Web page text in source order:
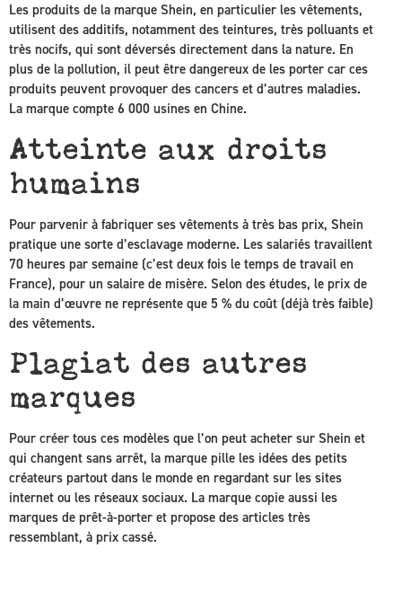
Les produits de la marque Shein, en particulier les vêtements,
utilisent des additifs, notamment des teintures, très polluants et
très nocifs, qui sont déversés directement dans la nature. En
plus de la pollution, il peut être dangereux de les porter car ces
produits peuvent provoquer des cancers et d’autres maladies.
La marque compte 6 000 usines en Chine.
Atteinte aux droits
humains
Pour parvenir à fabriquer ses vêtements à très bas prix, Shein
pratique une sorte d’esclavage moderne. Les salariés travaillent
70 heures par semaine (c’est deux fois le temps de travail en
France), pour un salaire de misère. Selon des études, le prix de
la main d’œuvre ne représente que 5 % du coût (déjà très faible)
des vêtements.
Plagiat des autres
marques
Pour créer tous ces modèles que l’on peut acheter sur Shein et
qui changent sans arrêt, la marque pille les idées des petits
créateurs partout dans le monde en regardant sur les sites
internet ou les réseaux sociaux. La marque copie aussi les
marques de prêt-à-porter et propose des articles très
ressemblant, à prix cassé.